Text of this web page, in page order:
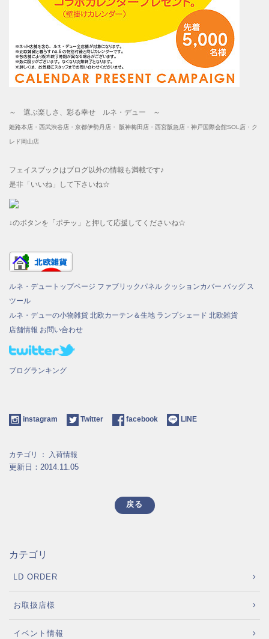
～ 選ぶ楽しさ、彩る幸せ ルネ・デュー ～
姫路本店・西武渋谷店・京都伊勢丹店・ 阪神梅田店・西宮阪急店・神戸国際会館SOL店・ク
レド岡山店
フェイスブックはブログ以外の情報も満載です♪
是非「いいね」して下さいね☆
↓のボタンを「ポチッ」と押して応援してくださいね☆
ルネ・デュートップページ ファブリックパネル クッションカバー バッグ ス
ツール
ルネ・デューの小物雑貨 北欧カーテン＆生地 ランプシェード 北欧雑貨
店舗情報 お問い合わせ
ブログランキング
instagram Twitter facebook LINE
カテゴリ ： 入荷情報
更新日：2014.11.05
戻る
カテゴリ
LD ORDER
お取扱店様
イベント情報